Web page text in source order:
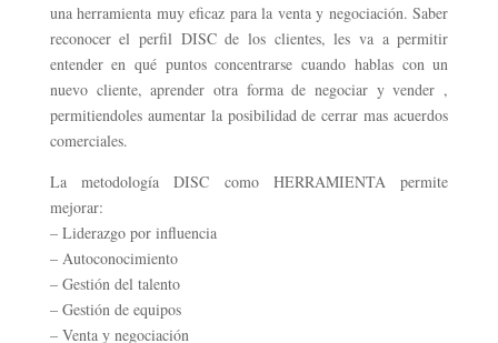
una herramienta muy eficaz para la venta y negociación. Saber
reconocer el perfil DISC de los clientes, les va a permitir
entender en qué puntos concentrarse cuando hablas con un
nuevo cliente, aprender otra forma de negociar y vender ,
permitiendoles aumentar la posibilidad de cerrar mas acuerdos
comerciales.
La metodología DISC como HERRAMIENTA permite
mejorar:
– Liderazgo por influencia
– Autoconocimiento
– Gestión del talento
– Gestión de equipos
– Venta y negociación